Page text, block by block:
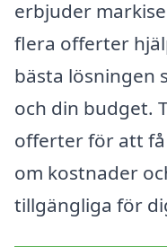
erbjuder
flera offerter
bästa lösningen
och din budget.
offerter för att
om kostnader
tillgängliga för